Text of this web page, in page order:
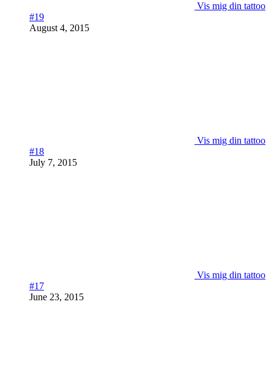
Vis mig din tattoo
#19
August 4, 2015
Vis mig din tattoo
#18
July 7, 2015
Vis mig din tattoo
#17
June 23, 2015